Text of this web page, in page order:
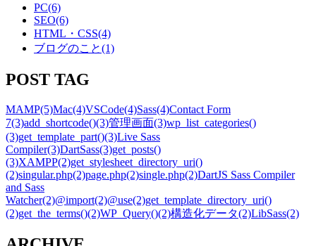
PC(6)
SEO(6)
HTML・CSS(4)
ブログのこと(1)
POST TAG
MAMP(5)Mac(4)VSCode(4)Sass(4)Contact Form
7(3)add_shortcode()(3)管理画面(3)wp_list_categories()
(3)get_template_part()(3)Live Sass
Compiler(3)DartSass(3)get_posts()
(3)XAMPP(2)get_stylesheet_directory_uri()
(2)singular.php(2)page.php(2)single.php(2)DartJS Sass Compiler
and Sass
Watcher(2)@import(2)@use(2)get_template_directory_uri()
(2)get_the_terms()(2)WP_Query()(2)構造化データ(2)LibSass(2)